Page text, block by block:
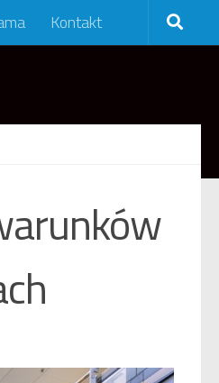
Kontakt